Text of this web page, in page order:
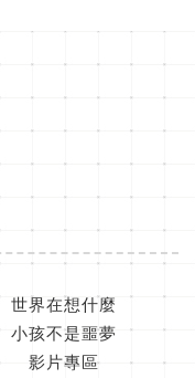
世界在想什麼
小孩不是噩夢
影片專區